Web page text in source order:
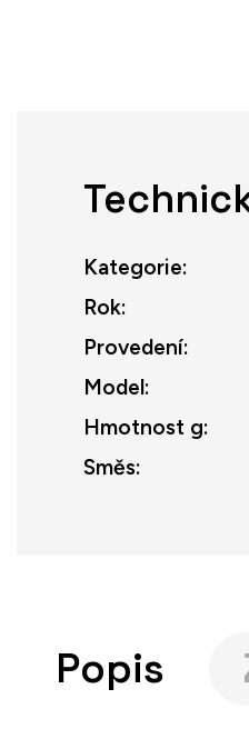
Kategorie:
Rok:
Provedení:
Model:
Hmotnost g:
Směs:
Popis